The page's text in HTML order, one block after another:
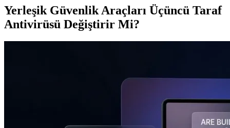
Yerleşik Güvenlik Araçları Üçüncü Taraf
Antivirüsü Değiştirir Mi?